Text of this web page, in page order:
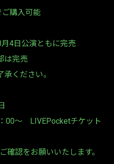
購入可能
4日公演ともに完売
は完売
ください。
00～ LIVEPocketチケット
確認をお願いいたします。